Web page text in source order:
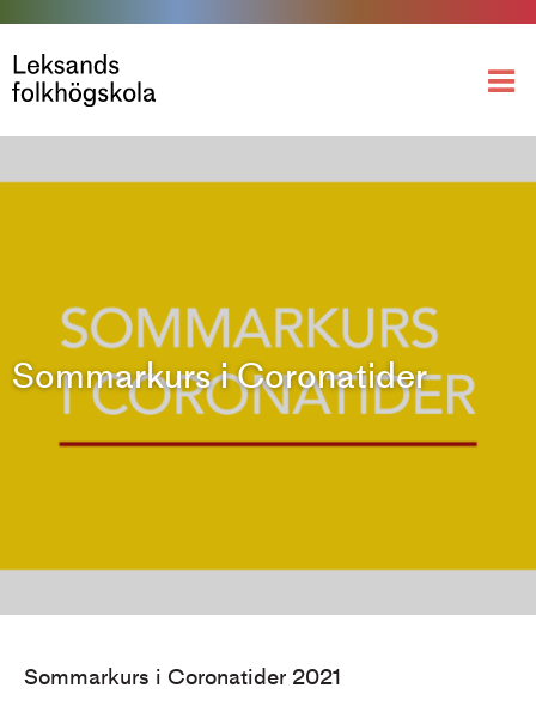
Sommarkurs i Coronatider
Sommarkurs i Coronatider 2021